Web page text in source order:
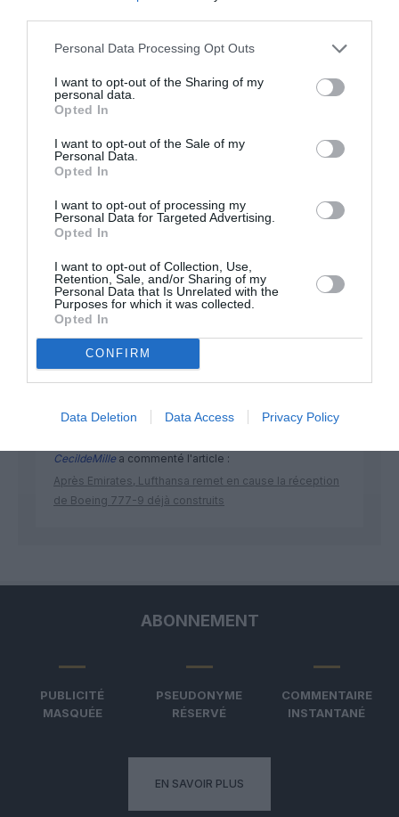
Personal Data Processing Opt Outs
I want to opt-out of the Sharing of my
personal data.
Opted In
I want to opt-out of the Sale of my
Personal Data.
Opted In
I want to opt-out of processing my
Personal Data for Targeted Advertising.
Opted In
I want to opt-out of Collection, Use,
Retention, Sale, and/or Sharing of my
Personal Data that Is Unrelated with the
Purposes for which it was collected.
Opted In
CONFIRM
Data Deletion Data Access Privacy Policy
Appel aux lecteurs !
Soutenez Air Journal participez
NOUS SOUTENIR
DERNIERS COMMENTAIRES
strider_ona commenté l'article :
Fiabilité du COMAC C919 : des anomalies signalées
CecildeMillea commenté l'article :
Après Emirates, Lufthansa remet en cause la réception
de Boeing 777-9 déjà construits
ABONNEMENT
PUBLICITÉ
MASQUÉE
PSEUDONYME
RÉSERVÉ
COMMENTAIRE
INSTANTANÉ
EN SAVOIR PLUS